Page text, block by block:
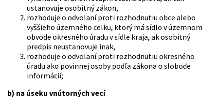
ustanovuje osobitný zákon,
rozhoduje o odvolaní proti rozhodnutiu obce alebo
vyššieho územného celku, ktorý má sídlo v územnom
obvode okresného úradu v sídle kraja, ak osobitný
predpis neustanovuje inak,
rozhoduje o odvolaní proti rozhodnutiu okresného
úradu ako povinnej osoby podľa zákona o slobode
informácií;
b) na úseku vnútorných vecí